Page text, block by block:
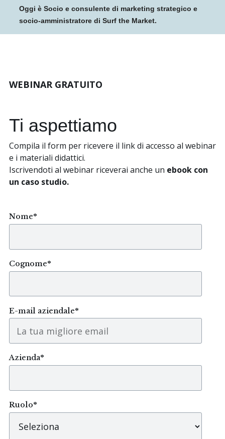
Oggi è Socio e consulente di marketing strategico e
socio-amministratore di Surf the Market.
WEBINAR GRATUITO
Ti aspettiamo
Compila il form per ricevere il link di accesso al webinar
e i materiali didattici.
Iscrivendoti al webinar riceverai anche un ebook con
un caso studio.
Nome*
Cognome*
E-mail aziendale*
Azienda*
Ruolo*